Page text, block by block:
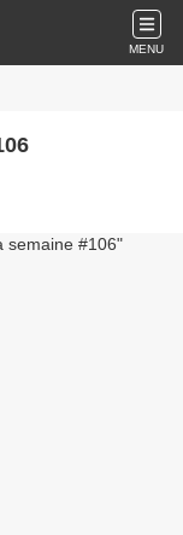
MENU